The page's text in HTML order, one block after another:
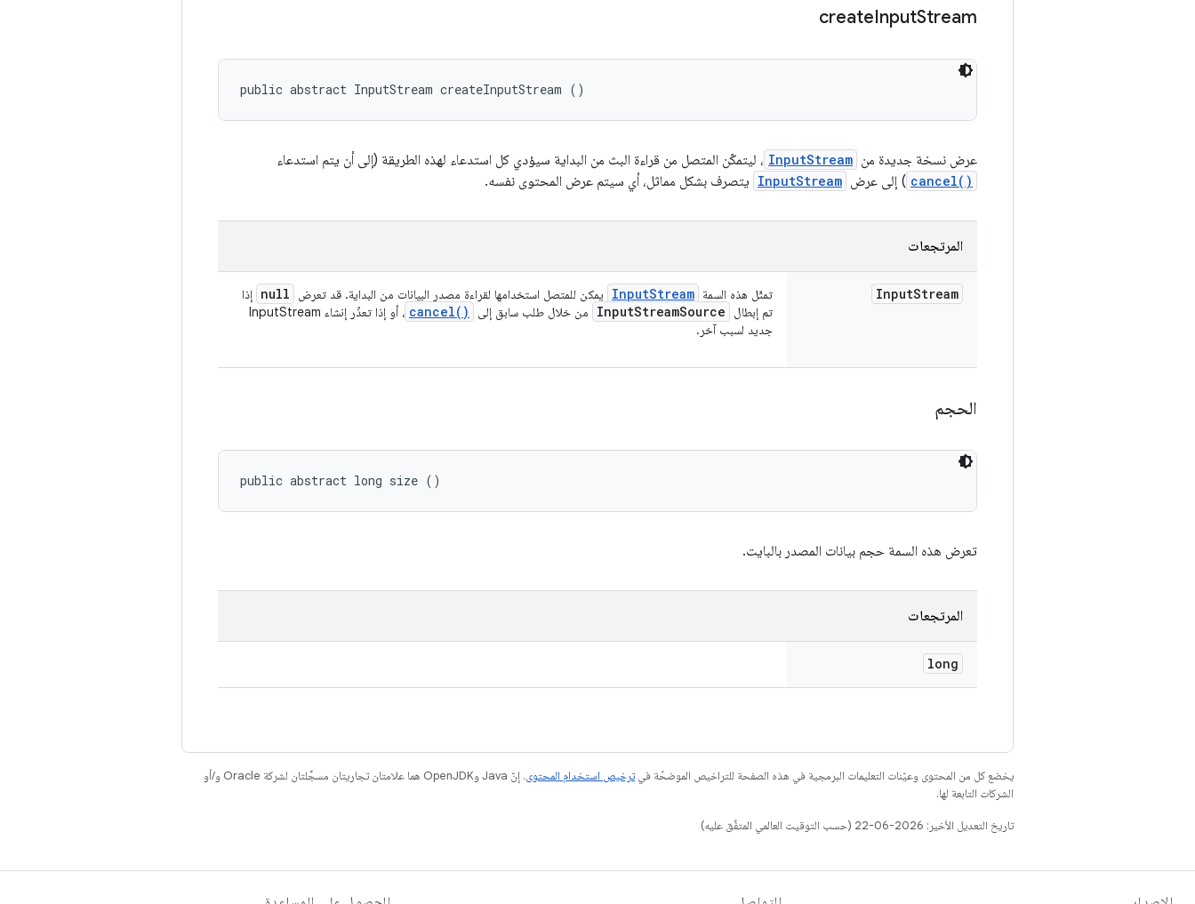
createInputStream
public abstract InputStream createInputStream ()
عرض نسخة جديدة من InputStream ، ليتمكّن المتصل من قراءة البث من البداية سيؤدي كل استدعاء لهذه الطريقة (إلى أن يتم استدعاء
cancel() ) إلى عرض InputStream يتصرف بشكل مماثل، أي سيتم عرض المحتوى نفسه.
المرتجعات
InputStream تمثّل هذه السمة InputStream يمكن للمتصل استخدامها لقراءة مصدر البيانات من البداية. قد تعرض null
إذا
تم إبطال
InputStreamSource من خلال طلب سابق إلى cancel( )
، أو إذا تعذّر إنشاء InputStream
جديد لسبب آخر.
الحجم
public abstract long size ()
تعرض هذه السمة حجم بيانات المصدر بالبايت.
المرتجعات
long
يخضع كل من المحتوى وعيّنات التعليمات البرمجية في هذه الصفحة للتراخيص الموضحّة فيترخيص استخدام المحتوى
. إنّ Java وOpenJDK هما علامتان تجاريتان مسجَّلتان لشركة Oracle و/أو
الشركات التابعة لها.
تاريخ التعديل الأخير: 2026-06-22 (حسب التوقيت العالمي المتفَّق عليه)